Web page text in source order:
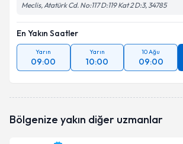
Meclis, Atatürk Cd. No:117 D:119 Kat 2 D:3, 34785
En Yakın Saatler
Yarın
09:00
Yarın
10:00
10 Ağu
09:00
Bölgenize yakın diğer uzmanlar